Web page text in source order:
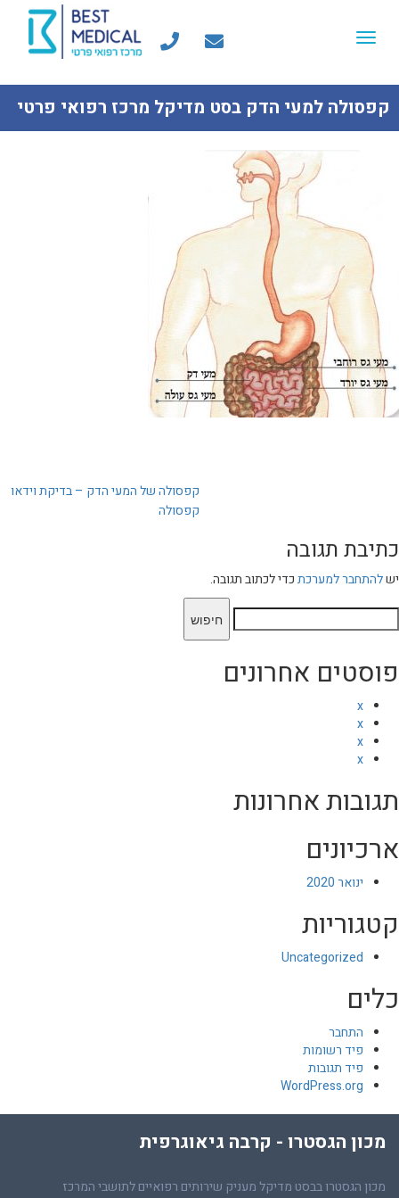
Toggle
קפסולה למעי הדק בסט מדיקל מרכז רפואי פרטי
קפסולה של המעי הדק – בדיקת וידאו
קפסולה
כתיבת תגובה
ישלהתחבר למערכתכדי לכתוב תגובה.
חיפוש:
פוסטים אחרונים
x
x
x
x
תגובות אחרונות
ארכיונים
ינואר 2020
קטגוריות
Uncategorized
כלים
התחבר
פיד רשומות
פיד תגובות
WordPress.org
מכון הגסטרו - קרבה גיאוגרפית
מכון הגסטרו בבסט מדיקל מעניק שירותים רפואיים לתושבי המרכז